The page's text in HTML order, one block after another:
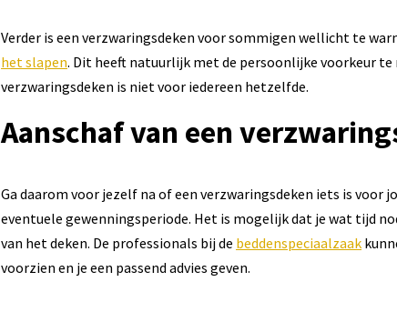
Verder is een verzwaringsdeken voor sommigen wellicht te
het slapen. Dit heeft natuurlijk met de persoonlijke voorkeur
verzwaringsdeken is niet voor iedereen hetzelfde.
Aanschaf van een
Ga daarom voor jezelf na of een verzwaringsdeken iets is voor
eventuele gewenningsperiode. Het is mogelijk dat je wat tijd
van het deken. De professionals bij de beddenspeciaalzaak
voorzien en je een passend advies geven.